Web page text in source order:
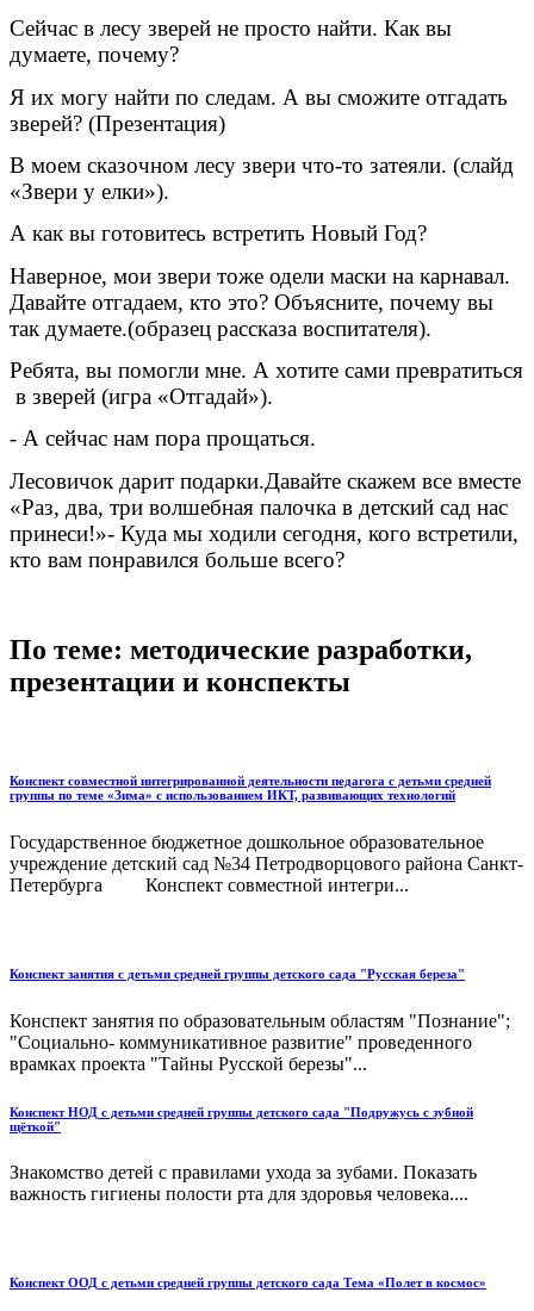
Сейчас в лесу зверей не просто найти. Как вы
думаете, почему?
Я их могу найти по следам. А вы сможите отгадать
зверей? (Презентация)
В моем сказочном лесу звери что-то затеяли. (слайд
«Звери у елки»).
А как вы готовитесь встретить Новый Год?
Наверное, мои звери тоже одели маски на карнавал.
Давайте отгадаем, кто это? Объясните, почему вы
так думаете.(образец рассказа воспитателя).
Ребята, вы помогли мне. А хотите сами превратиться
в зверей (игра «Отгадай»).
- А сейчас нам пора прощаться.
Лесовичок дарит подарки.Давайте скажем все вместе
«Раз, два, три волшебная палочка в детский сад нас
принеси!»- Куда мы ходили сегодня, кого встретили,
кто вам понравился больше всего?
По теме: методические разработки,
презентации и конспекты
Конспект совместной интегрированной деятельности педагога с детьми средней
группы по теме «Зима» с использованием ИКТ, развивающих технологий
Государственное бюджетное дошкольное образовательное
учреждение детский сад №34 Петродворцового района Санкт-
Петербурга Конспект совместной интегри...
Конспект занятия с детьми средней группы детского сада "Русская береза"
Конспект занятия по образовательным областям "Познание";
"Социально- коммуникативное развитие" проведенного
врамках проекта "Тайны Русской березы"...
Конспект НОД с детьми средней группы детского сада "Подружусь с зубной
щёткой"
Знакомство детей с правилами ухода за зубами. Показать
важность гигиены полости рта для здоровья человека....
Конспект ООД с детьми средней группы детского сада Тема «Полет в космос»